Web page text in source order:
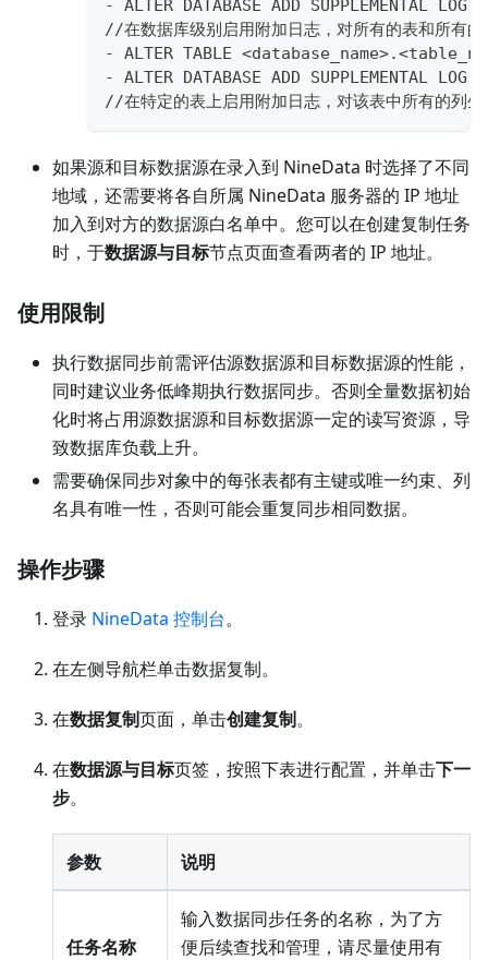
- ALTER DATABASE ADD SUPPLEMENTAL LOG
//在数据库级别启用附加日志，对所有的表和所有
- ALTER TABLE
- ALTER DATABASE ADD SUPPLEMENTAL LOG
//在特定的表上启用附加日志，对该表中所有的列生
如果源和目标数据源在录入到 NineData 时选择了不同
地域，还需要将各自所属 NineData 服务器的 IP 地址
加入到对方的数据源白名单中。您可以在创建复制任务
时，于数据源与目标节点页面查看两者的 IP 地址。
使用限制
执行数据同步前需评估源数据源和目标数据源的性能，
同时建议业务低峰期执行数据同步。否则全量数据初始
化时将占用源数据源和目标数据源一定的读写资源，导
致数据库负载上升。
需要确保同步对象中的每张表都有主键或唯一约束、列
名具有唯一性，否则可能会重复同步相同数据。
操作步骤
登录 NineData 控制台。
在左侧导航栏单击数据复制。
在数据复制页面，单击创建复制。
在数据源与目标页签，按照下表进行配置，并单击下一
步。
参数 说明
任务名称
输入数据同步任务的名称，为了方
便后续查找和管理，请尽量使用有